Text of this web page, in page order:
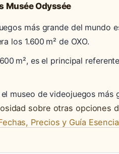
Musée Odyssée
más grande del mundo
los 1.600 m² de OXO.
m², es el principal
el museo de videojuegos
sobre otras opciones
Precios y Guía